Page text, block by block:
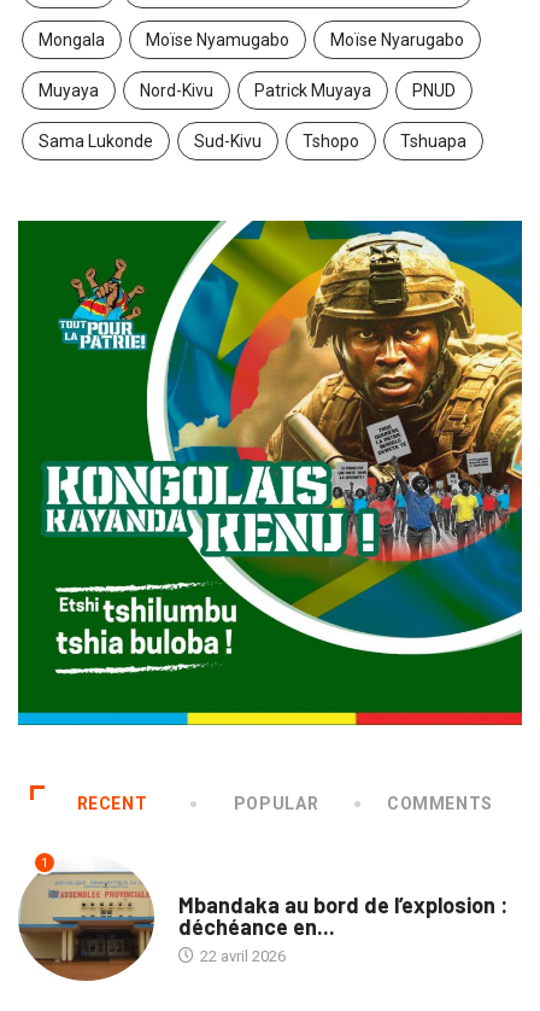
Mongala Moïse Nyamugabo Moïse Nyarugabo
Muyaya Nord-Kivu Patrick Muyaya PNUD
Sama Lukonde Sud-Kivu Tshopo Tshuapa
RECENT POPULAR COMMENTS
1
Mbandaka au bord de l’explosion :
déchéance en...
22 avril 2026